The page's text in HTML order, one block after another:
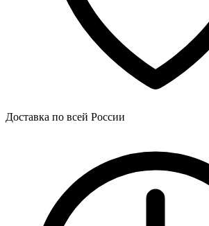
Доставка по всей России